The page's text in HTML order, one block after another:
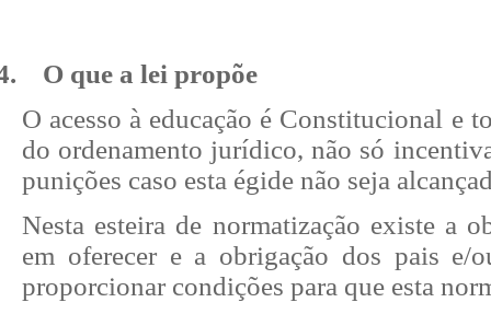
O que a lei propõe
O acesso à educação é Constitucional e
do ordenamento jurídico, não só
punições caso esta égide não seja
Nesta esteira de normatização existe a
em oferecer e a obrigação dos pais e/
proporcionar condições para que esta